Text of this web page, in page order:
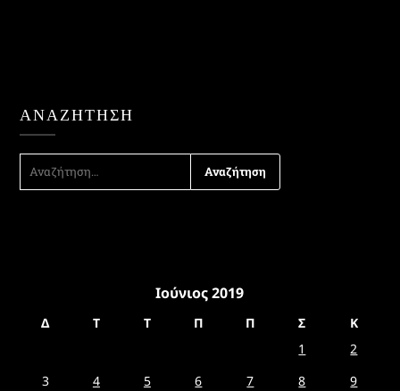
ΑΝΑΖΉΤΗΣΗ
ΑΝΑΖΉΤΗΣΗ
ΓΙΑ:
Ιούνιος 2019
Δ Τ Τ Π Π Σ
Κ
1
2
3
4 5 6 7 8
9